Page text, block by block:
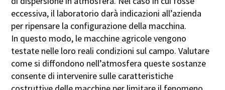
eccessiva, il laboratorio darà indicazioni all’azienda
per ripensare la configurazione della macchina.
In questo modo, le macchine agricole vengono
testate nelle loro reali condizioni sul campo. Valutare
come si diffondono nell’atmosfera queste sostanze
consente di intervenire sulle caratteristiche